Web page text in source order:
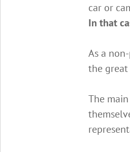
car or
In that
As a
the
The